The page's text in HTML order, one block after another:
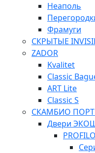
Неаполь
Фрамуги
СКРЫТЫЕ
ZADOR
Kvalitet
Classic
ART Lite
Classic S
СКАМБИО
Двери